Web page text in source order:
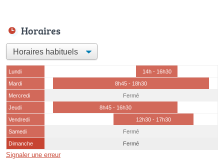
Horaires
Lundi
14h - 16h30
Mardi
8h45 - 18h30
Mercredi
Fermé
Jeudi
8h45 - 16h30
Vendredi
12h30 - 17h30
Samedi
Fermé
Dimanche
Fermé
Signaler une erreur